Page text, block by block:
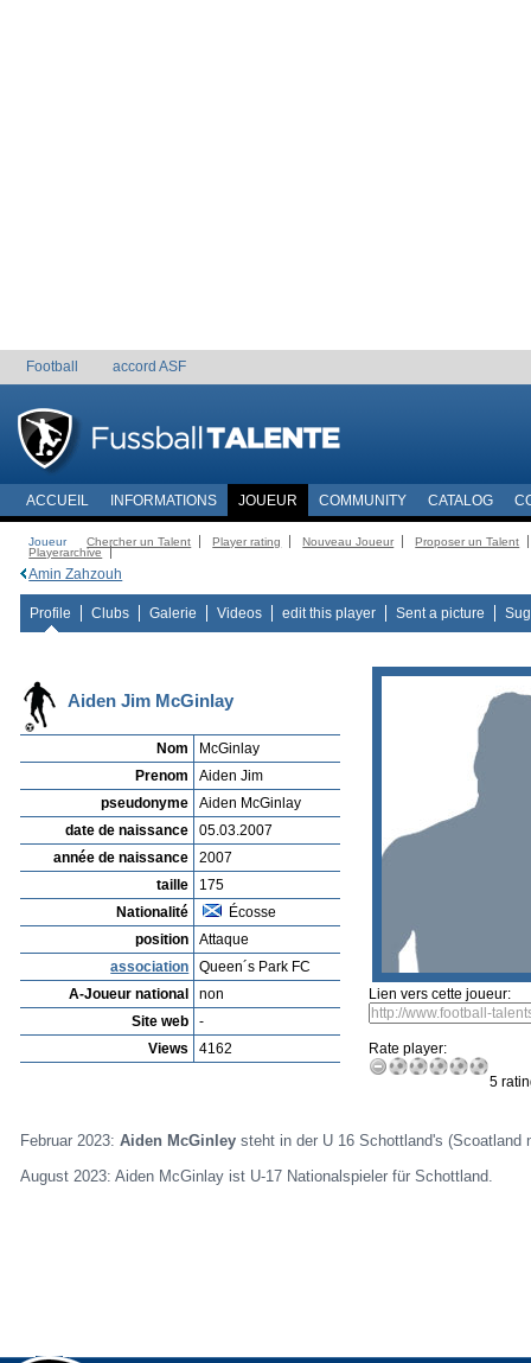
Football accord ASF
ACCUEIL INFORMATIONS JOUEUR COMMUNITY CATALOG
Joueur Chercher un Talent Player rating Nouveau Joueur
Proposer un Talent
Playerarchive
Amin Zahzouh
Profile Clubs Galerie Videos edit this player Sent a picture
Aiden Jim McGinlay
Nom
McGinlay
Prenom
Aiden Jim
pseudonyme
Aiden McGinlay
date de naissance
05.03.2007
année de naissance
2007
taille
175
Nationalité
Écosse
position
Attaque
association
Queen´s Park FC
A-Joueur national
non
Site web
-
Views
4162
Lien vers cette joueur:
Rate player:
5
Februar 2023:Aiden McGinleysteht in der U 16 Schottland's (Scoatland
August 2023: Aiden McGinlay ist U-17 Nationalspieler für Schottland.